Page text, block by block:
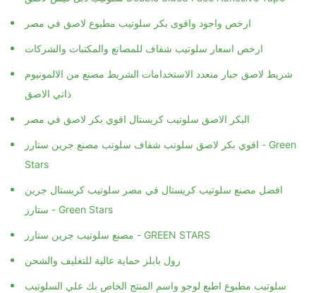
ارخص واجود واقوى بكر سلوتيب مطبوع لاصق في مصر
ارخص اسعار سلوتيب شفاف للمصانع والمكتبات والشركات
شريط لاصق جبار متعدد الاستخدامات الشريط مصنع من الالمونيوم
ذاتي الاصق
البكر الاصق سلوتيب كريستال اقوي بكر لاصق في مصر
اقوي بكر لاصق سلوتب شفاف سلوتب مصنع جرين ستارز - Green
Stars
افضل مصنع سلوتيب كريستال في مصر سلوتيب كريستال جرين
ستارز - Green Stars
مصنع سلوتيب جرين ستارز - GREEN STARS
رول بابلز حماية عالية للتغليف والشحن
سلوتيب مطبوع اطبع لوجو واسم المنتج الخاص بك علي السلوتيب